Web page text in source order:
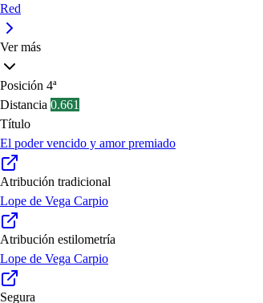
Red
Ver más
Posición 4ª
Distancia 0.661
Título
El poder vencido y amor premiado
Atribución tradicional
Lope de Vega Carpio
Atribución estilometría
Lope de Vega Carpio
Segura